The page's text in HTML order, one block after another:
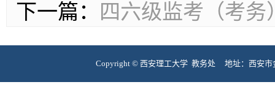
下一篇：
四六级监考（考
Copyright © 西安理工大学 教务处 地址：西安市